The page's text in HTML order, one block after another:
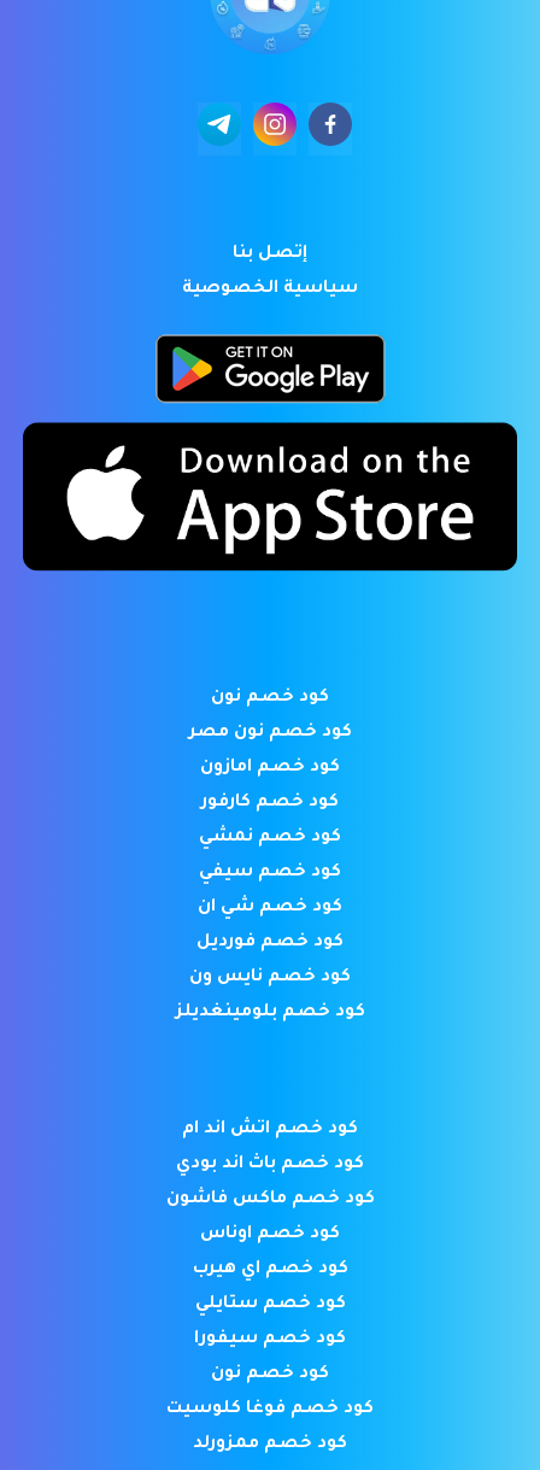
إتصل بنا
سياسية الخصوصية
كود خصم نون
كود خصم نون مصر
كود خصم امازون
كود خصم كارفور
كود خصم نمشي
كود خصم سيفي
كود خصم شي ان
كود خصم فورديل
كود خصم نايس ون
كود خصم بلومينغديلز
كود خصم اتش اند ام
كود خصم باث اند بودي
كود خصم ماكس فاشون
كود خصم اوناس
كود خصم اي هيرب
كود خصم ستايلي
كود خصم سيفورا
كود خصم نون
كود خصم فوغا كلوسيت
كود خصم ممزورلد